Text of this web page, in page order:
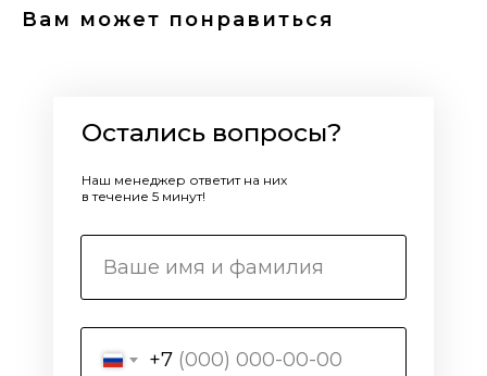
Вам может понравиться
+7
Остались вопросы?
Наш менеджер ответит на них
в течение 5 минут!